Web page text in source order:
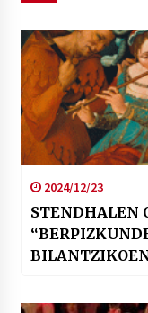
2024/12/23
STENDHALEN